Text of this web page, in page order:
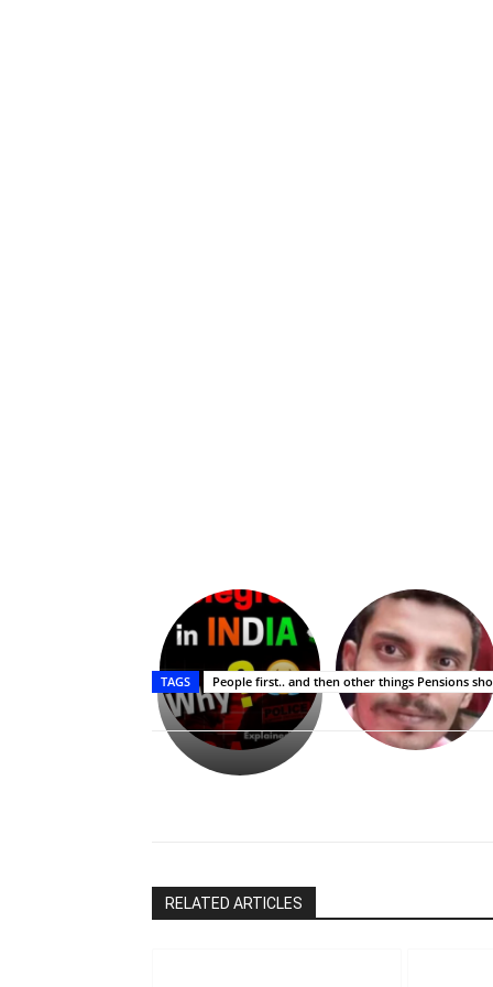
Upasana:
భర్తపై
రివెంజ్
తీర్చుకున్న
ఉపాసన..
పాపం
రామ్
TAGS People first.. and then other things Pensions
RELATED ARTICLES